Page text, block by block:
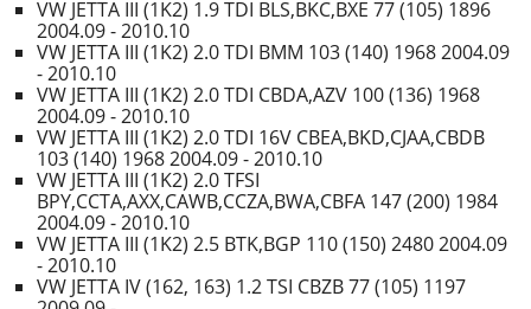
VW JETTA III (1K2) 1.9 TDI BLS,BKC,BXE 77 (105) 1896
2004.09 - 2010.10
VW JETTA III (1K2) 2.0 TDI BMM 103 (140) 1968 2004.09
- 2010.10
VW JETTA III (1K2) 2.0 TDI CBDA,AZV 100 (136) 1968
2004.09 - 2010.10
VW JETTA III (1K2) 2.0 TDI 16V CBEA,BKD,CJAA,CBDB
103 (140) 1968 2004.09 - 2010.10
VW JETTA III (1K2) 2.0 TFSI
BPY,CCTA,AXX,CAWB,CCZA,BWA,CBFA 147 (200) 1984
2004.09 - 2010.10
VW JETTA III (1K2) 2.5 BTK,BGP 110 (150) 2480 2004.09
- 2010.10
VW JETTA IV (162, 163) 1.2 TSI CBZB 77 (105) 1197